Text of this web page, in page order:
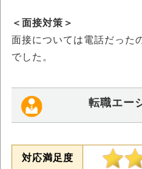
＜面接対策＞
面接については電話だった
でした。
転職エー
対応満足度